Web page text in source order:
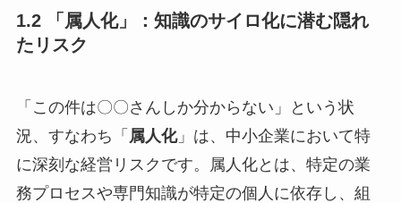
1.2 「属人化」：知識のサイロ化に潜む隠れ
たリスク
「この件は〇〇さんしか分からない」という状
況、すなわち「 属人化」は、中小企業において特
に深刻な経営リスクです。属人化とは、特定の業
務プロセスや専門知識が特定の個人に依存し、組